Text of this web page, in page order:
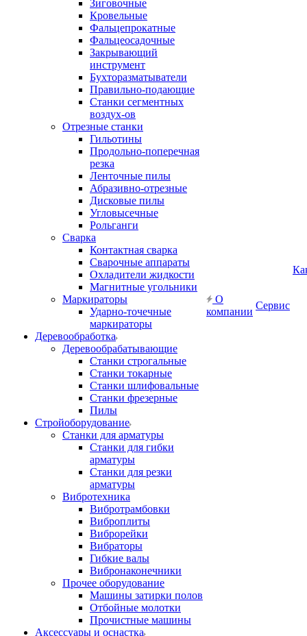
Зиговочные
Кровельные
Фальцепрокатные
Фальцеосадочные
Закрывающий
инструмент
Бухторазматыватели
Правильно-подающие
Станки сегментных
воздух-ов
Отрезные станки
Гильотины
Продольно-поперечная
резка
Ленточные пилы
Абразивно-отрезные
Дисковые пилы
Угловысечные
Рольганги
Сварка
Контактная сварка
Сварочные аппараты
Охладители жидкости
Магнитные угольники
Маркираторы
Ударно-точечные
маркираторы
Деревообработка
Деревообрабатывающие
Станки строгальные
Станки токарные
Станки шлифовальные
Станки фрезерные
Пилы
Стройоборудование
Станки для арматуры
Станки для гибки
арматуры
Станки для резки
арматуры
Вибротехника
Вибротрамбовки
Виброплиты
Виброрейки
Вибраторы
Гибкие валы
Вибронаконечники
Прочее оборудование
Машины затирки полов
Отбойные молотки
Прочистные машины
Аксeccyapы и оснастка
О
компании
Сервис